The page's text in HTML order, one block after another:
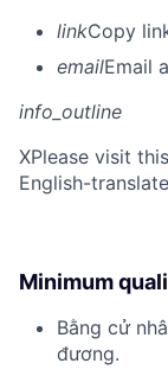
linkCopy
emailEmail
info_outline
XPlease visit this
English-
Minimum
Bằng cử
đương.